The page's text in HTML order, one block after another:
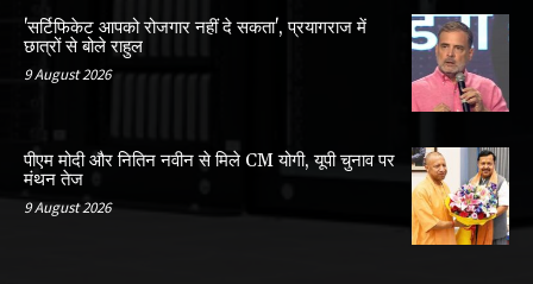
'सर्टिफिकेट आपको रोजगार नहीं दे सकता', प्रयागराज में
छात्रों से बोले राहुल
9 August 2026
पीएम मोदी और नितिन नवीन से मिले CM योगी, यूपी चुनाव पर
मंथन तेज
9 August 2026